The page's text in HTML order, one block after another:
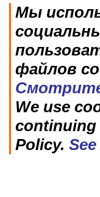
Мы
файлов
We use
continuing
Policy.